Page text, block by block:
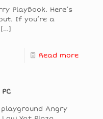
PlayBook. Here’s
If you’re a
[…]
Read more
playground Angry